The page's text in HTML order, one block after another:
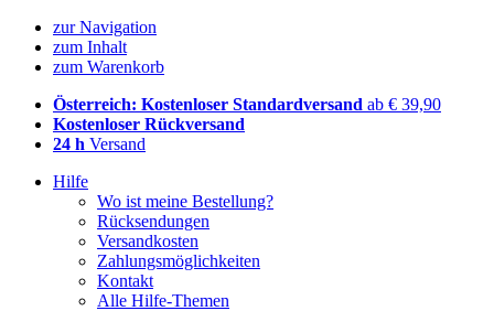
zur Navigation
zum Inhalt
zum Warenkorb
Österreich: Kostenloser Standardversand ab € 39,90
Kostenloser Rückversand
24 h Versand
Hilfe
Wo ist meine Bestellung?
Rücksendungen
Versandkosten
Zahlungsmöglichkeiten
Kontakt
Alle Hilfe-Themen